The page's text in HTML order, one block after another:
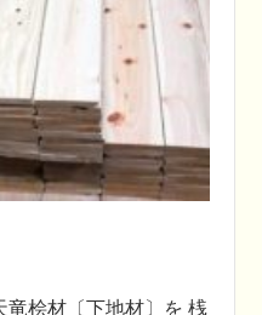
桧材〔下地材〕を 桟